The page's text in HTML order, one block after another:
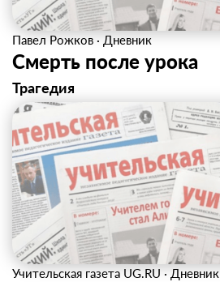
Павел Рожков · Дневник
Смерть после урока
Трагедия
Учительская газета UG.RU · Дневник